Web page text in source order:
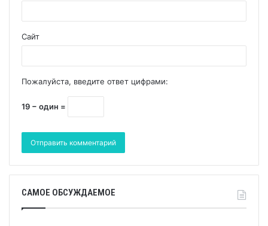
Сайт
Пожалуйста, введите ответ цифрами:
19 − один =
САМОЕ ОБСУЖДАЕМОЕ